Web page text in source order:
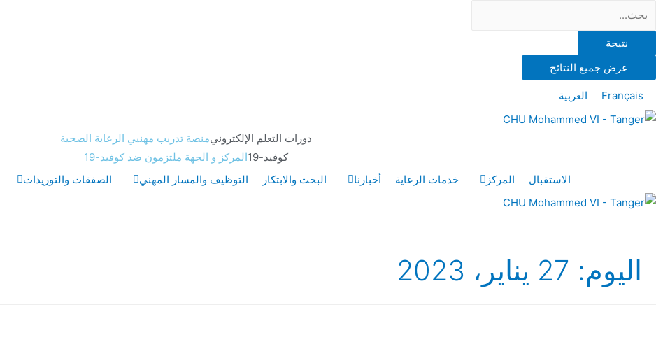
نتيجة
عرض جميع النتائج
Français العربية
دورات التعلم الإلكترونيمنصة تدريب مهنيي الرعاية الصحية
كوفيد-19
المركز و الجهة ملتزمون ضد كوفيد-19
الاستقبال
المركز خدمات الرعاية أخبارنا البحث والابتكار التوظيف والمسار المهني الصفقات والتوريدات
اليوم: 27 يناير، 2023